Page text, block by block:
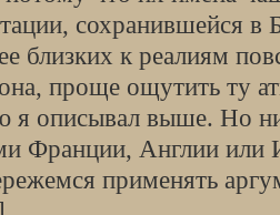
сохранившейся в
близких к реалиям
проще ощутить ту
я описывал выше. Но
Франции, Англии или
применять